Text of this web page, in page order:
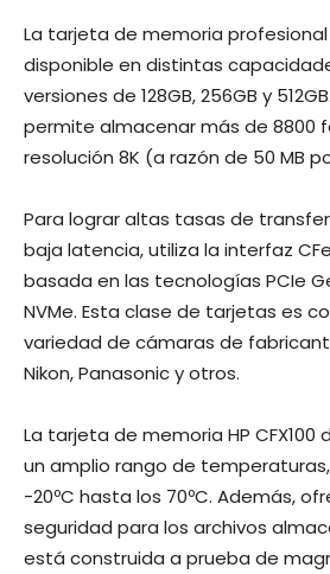
La tarjeta de memoria profesional
disponible en distintas
versiones de 128GB, 256GB y
permite almacenar más de 8800
resolución 8K (a razón de 50 MB
Para lograr altas tasas de
baja latencia, utiliza la interfaz
basada en las tecnologías PCIe
NVMe. Esta clase de tarjetas es
variedad de cámaras de
Nikon, Panasonic y otros.
La tarjeta de memoria HP CFX100
un amplio rango de
-20ºC hasta los 70ºC. Además,
seguridad para los archivos
está construida a prueba de